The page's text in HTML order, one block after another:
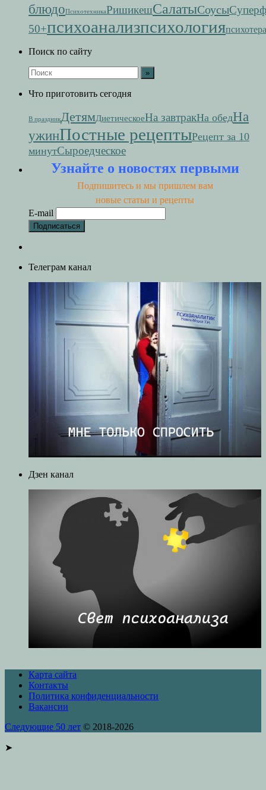
блюдоПсихотехникаРишикешСалатыСоусы
50+психоанализпсихология
Поиск по сайту
Что приготовить сегодня
В праздникДетямДиетическоеНа завтракНа обедНа
ужинПостные рецептыРецепт за 10
минутСыроедческое
Узнайте о новостях первыми
Подпишитесь и мы пришлем вам
новые статьи и рецепты
E-mail
Телеграм канал
Дзен канал
Карта сайта
Контакты
Политика конфиденциальности
Вакансии
Следующие 50 лет © 2018-2026
➤